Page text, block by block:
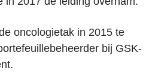
oncologietak in 2015 te
bij GSK-